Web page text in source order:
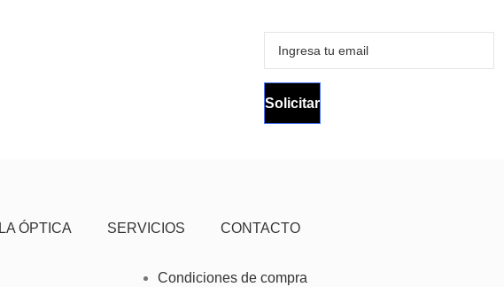
LA ÓPTICA SERVICIOS CONTACTO
Condiciones de compra